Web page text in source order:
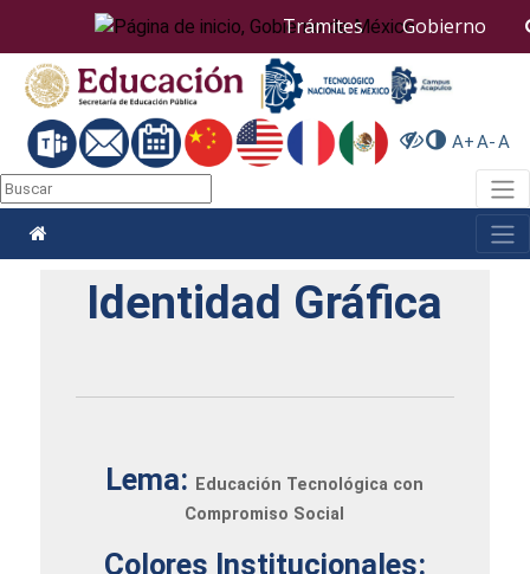
sitio
web
incluye
sistema
accesibilidad.
Trámites Gobierno
A+A-A
Identidad Gráfica
Lema:
Educación Tecnológica con
Compromiso Social
Colores Institucionales: